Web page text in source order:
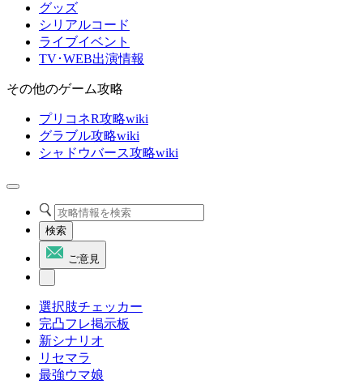
グッズ
シリアルコード
ライブイベント
TV･WEB出演情報
その他のゲーム攻略
プリコネR攻略wiki
グラブル攻略wiki
シャドウバース攻略wiki
検索
ご意見
選択肢チェッカー
完凸フレ掲示板
新シナリオ
リセマラ
最強ウマ娘